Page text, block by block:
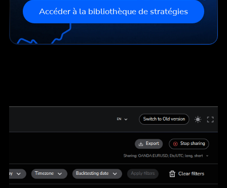
Accéder à la bibliothèque de stratégies